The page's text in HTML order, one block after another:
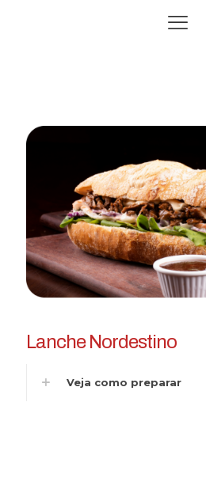
Lanche Nordestino
Veja como preparar